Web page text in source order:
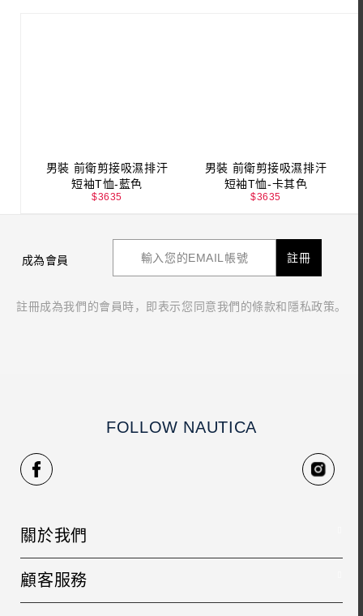
男裝 前衛剪接吸濕排汗
短袖T恤-藍色
$3635
男裝 前衛剪接吸濕排汗
短袖T恤-卡其色
$3635
成為會員 註冊
註冊成為我們的會員時，即表示您同意我們的條款和隱私政策。
FOLLOW NAUTICA
關於我們
品牌故事
人才招募
銷售據點
顧客服務
聯絡我們